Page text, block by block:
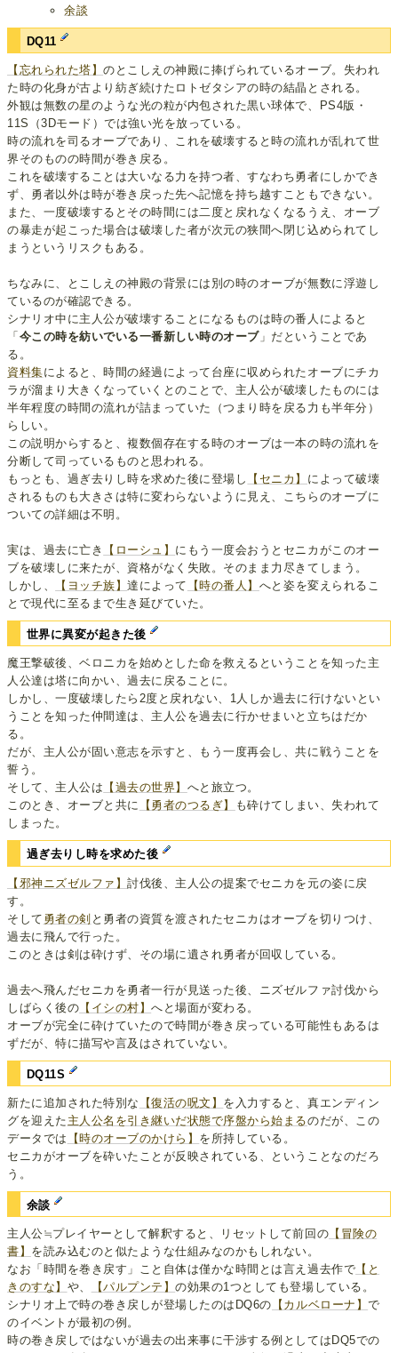
余談
DQ11
【忘れられた塔】のとこしえの神殿に捧げられているオーブ。失われ
た時の化身が古より紡ぎ続けたロトゼタシアの時の結晶とされる。
外観は無数の星のような光の粒が内包された黒い球体で、PS4版・
11S（3Dモード）では強い光を放っている。
時の流れを司るオーブであり、これを破壊すると時の流れが乱れて世
界そのものの時間が巻き戻る。
これを破壊することは大いなる力を持つ者、すなわち勇者にしかでき
ず、勇者以外は時が巻き戻った先へ記憶を持ち越すこともできない。
また、一度破壊するとその時間には二度と戻れなくなるうえ、オーブ
の暴走が起こった場合は破壊した者が次元の狭間へ閉じ込められてし
まうというリスクもある。
ちなみに、とこしえの神殿の背景には別の時のオーブが無数に浮遊し
ているのが確認できる。
シナリオ中に主人公が破壊することになるものは時の番人によると
「 今この時を紡いでいる一番新しい時のオーブ」だということであ
る。
資料集によると、時間の経過によって台座に収められたオーブにチカ
ラが溜まり大きくなっていくとのことで、主人公が破壊したものには
半年程度の時間の流れが詰まっていた（つまり時を戻る力も半年分）
らしい。
この説明からすると、複数個存在する時のオーブは一本の時の流れを
分断して司っているものと思われる。
もっとも、過ぎ去りし時を求めた後に登場し
【セニカ】 によって破壊
されるものも大きさは特に変わらないように見え、こちらのオーブに
ついての詳細は不明。
実は、過去に亡き 【ローシュ】 にもう一度会おうとセニカがこのオー
ブを破壊しに来たが、資格がなく失敗。そのまま力尽きてしまう。
しかし、
【ヨッチ族】達によって 【時の番人】 へと姿を変えられるこ
とで現代に至るまで生き延びていた。
世界に異変が起きた後
魔王撃破後、ベロニカを始めとした命を救えるということを知った主
人公達は塔に向かい、過去に戻ることに。
しかし、一度破壊したら2度と戻れない、1人しか過去に行けないとい
うことを知った仲間達は、主人公を過去に行かせまいと立ちはだか
る。
だが、主人公が固い意志を示すと、もう一度再会し、共に戦うことを
誓う。
そして、主人公は 【過去の世界】 へと旅立つ。
このとき、オーブと共に
【勇者のつるぎ】
も砕けてしまい、失われて
しまった。
過ぎ去りし時を求めた後
【邪神ニズゼルファ】討伐後、主人公の提案でセニカを元の姿に戻
す。
そして 勇者の剣 と勇者の資質を渡されたセニカはオーブを切りつけ、
過去に飛んで行った。
このときは剣は砕けず、その場に遺され勇者が回収している。
過去へ飛んだセニカを勇者一行が見送った後、ニズゼルファ討伐から
しばらく後の 【イシの村】へと場面が変わる。
オーブが完全に砕けていたので時間が巻き戻っている可能性もあるは
ずだが、特に描写や言及はされていない。
DQ11S
新たに追加された特別な 【復活の呪文】 を入力すると、真エンディン
グを迎えた 主人公名を引き継いだ状態で序盤から始まるのだが、この
データでは
【時のオーブのかけら】 を所持している。
セニカがオーブを砕いたことが反映されている、ということなのだろ
う。
余談
主人公≒プレイヤーとして解釈すると、リセットして前回の 【冒険の
書】 を読み込むのと似たような仕組みなのかもしれない。
なお「時間を巻き戻す」こと自体は僅かな時間とは言え過去作で 【と
きのすな】 や、 【パルプンテ】の効果の1つとしても登場している。
シナリオ上で時の巻き戻しが登場したのはDQ6の 【カルベローナ】で
のイベントが最初の例。
時の巻き戻しではないが過去の出来事に干渉する例としてはDQ5での